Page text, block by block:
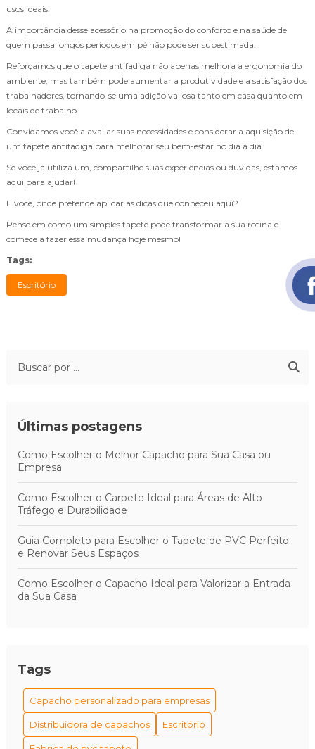
usos ideais.
A importância desse acessório na promoção do conforto e na saúde de
quem passa longos períodos em pé não pode ser subestimada.
Reforçamos que o tapete antifadiga não apenas melhora a ergonomia do
ambiente, mas também pode aumentar a produtividade e a satisfação dos
trabalhadores, tornando-se uma adição valiosa tanto em casa quanto em
locais de trabalho.
Convidamos você a avaliar suas necessidades e considerar a aquisição de
um tapete antifadiga para melhorar seu bem-estar no dia a dia.
Se você já utiliza um, compartilhe suas experiências ou dúvidas, estamos
aqui para ajudar!
E você, onde pretende aplicar as dicas que conheceu aqui?
Pense em como um simples tapete pode transformar a sua rotina e
comece a fazer essa mudança hoje mesmo!
Tags:
Escritório
Últimas postagens
Como Escolher o Melhor Capacho para Sua Casa ou
Empresa
Como Escolher o Carpete Ideal para Áreas de Alto
Tráfego e Durabilidade
Guia Completo para Escolher o Tapete de PVC Perfeito
e Renovar Seus Espaços
Como Escolher o Capacho Ideal para Valorizar a Entrada
da Sua Casa
Tags
Capacho personalizado para empresas
Distribuidora de capachos Escritório